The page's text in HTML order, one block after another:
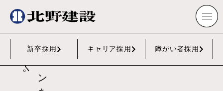
新卒採用 キャリア採用 障がい者採用
建築設計で課題を解決していく。